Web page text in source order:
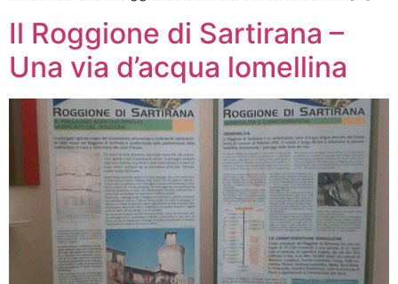
Il Roggione di Sartirana –
Una via d’acqua lomellina